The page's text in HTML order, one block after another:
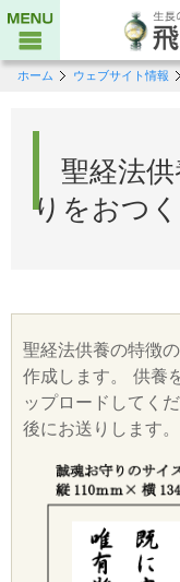
ホーム ウェブサイト情報
聖経法
りをおつ
聖経法供養の特徴
作成します。 供養
ップロードしてく
後にお送りします。